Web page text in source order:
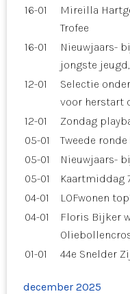
16-01
Mireilla
Trofee
16-01
Nieuwjaars-
jongste
12-01
Selectie
voor herstart
12-01
Zondag
05-01
Tweede
05-01
Nieuwjaars-
05-01
Kaartmiddag
04-01
LOFwonen
04-01
Floris Bijker
01-01
44e Snelder
december 2025